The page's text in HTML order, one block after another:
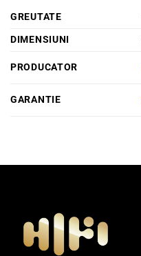
GREUTATE
DIMENSIUNI
PRODUCATOR
GARANTIE